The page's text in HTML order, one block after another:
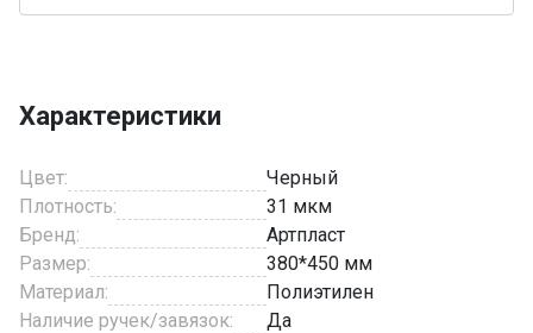
Характеристики
Цвет:
Черный
Плотность:
31 мкм
Бренд:
Артпласт
Размер:
380*450 мм
Материал:
Полиэтилен
Наличие ручек/завязок:
Да